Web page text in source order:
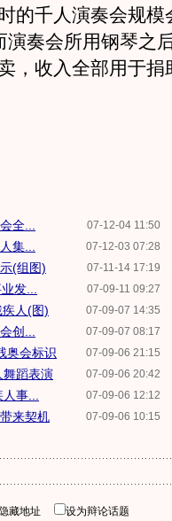
千人演奏会规模
奏会所用钢琴之
，收入全部用于捐
07-12-04 11:50
全...
07-12-03 07:28
集...
07-11-14 17:19
(组图)
07-09-11 09:27
发...
07-09-07 14:35
人(图)
07-09-07 08:17
创...
07-09-06 21:15
奥会标识
07-09-06 20:42
舞蹈表演
07-09-06 12:12
事...
07-09-06 10:15
来契机
藏地址
设为辩论话题